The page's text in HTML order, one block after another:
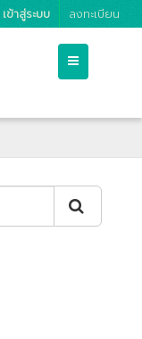
เข้าสู่ระบบ ลงทะเบียน